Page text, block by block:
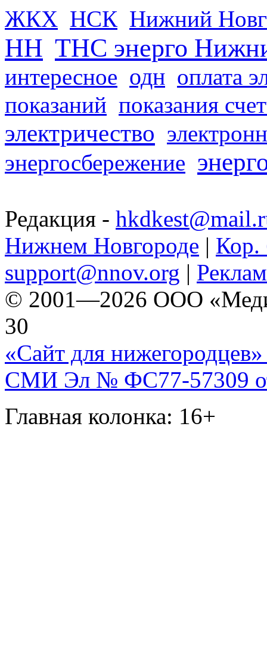
ЖКХ НСК Нижний
НН ТНС энерго
интересное одн оплата
показаний показания
электричество
энергосбережение
Редакция -
Нижнем Новгороде | Кор.
support@nnov.org |
© 2001—2026 ООО
30
«Сайт для нижегородцев»
СМИ Эл № ФС77-57309
Главная колонка: 16+